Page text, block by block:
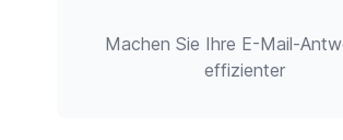
Machen Sie Ihre E-Mail-
effizienter